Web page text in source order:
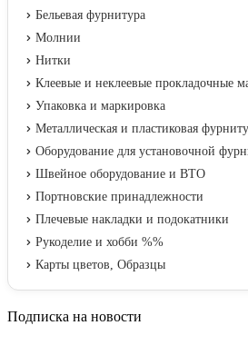
Бельевая фурнитура
Молнии
Нитки
Клеевые и неклеевые прокладочные
Упаковка и маркировка
Металлическая и пластиковая
Оборудование для установочной
Швейное оборудование и ВТО
Портновские принадлежности
Плечевые накладки и подокатники
Рукоделие и хобби %%
Карты цветов, Образцы
Подписка на новости